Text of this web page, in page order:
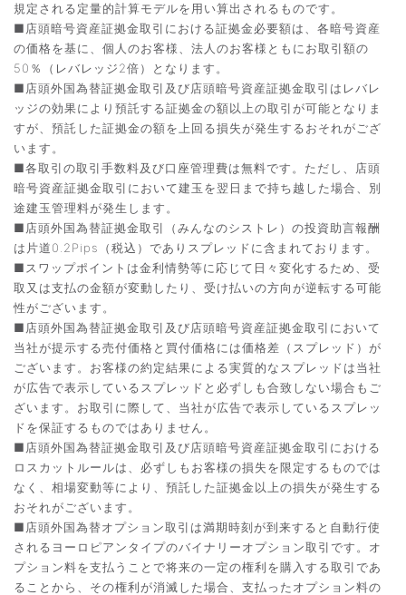
規定される定量的計算モデルを用い算出されるものです。
■店頭暗号資産証拠金取引における証拠金必要額は、各暗号資産
の価格を基に、個人のお客様、法人のお客様ともにお取引額の
50％（レバレッジ2倍）となります。
■店頭外国為替証拠金取引及び店頭暗号資産証拠金取引はレバレ
ッジの効果により預託する証拠金の額以上の取引が可能となりま
すが、預託した証拠金の額を上回る損失が発生するおそれがござ
います。
■各取引の取引手数料及び口座管理費は無料です。ただし、店頭
暗号資産証拠金取引において建玉を翌日まで持ち越した場合、別
途建玉管理料が発生します。
■店頭外国為替証拠金取引（みんなのシストレ）の投資助言報酬
は片道0.2Pips（税込）でありスプレッドに含まれております。
■スワップポイントは金利情勢等に応じて日々変化するため、受
取又は支払の金額が変動したり、受け払いの方向が逆転する可能
性がございます。
■店頭外国為替証拠金取引及び店頭暗号資産証拠金取引において
当社が提示する売付価格と買付価格には価格差（スプレッド）が
ございます。お客様の約定結果による実質的なスプレッドは当社
が広告で表示しているスプレッドと必ずしも合致しない場合もご
ざいます。お取引に際して、当社が広告で表示しているスプレッ
ドを保証するものではありません。
■店頭外国為替証拠金取引及び店頭暗号資産証拠金取引における
ロスカットルールは、必ずしもお客様の損失を限定するものでは
なく、相場変動等により、預託した証拠金以上の損失が発生する
おそれがございます。
■店頭外国為替オプション取引は満期時刻が到来すると自動行使
されるヨーロピアンタイプのバイナリーオプション取引です。オ
プション料を支払うことで将来の一定の権利を購入する取引であ
ることから、その権利が消滅した場合、支払ったオプション料の